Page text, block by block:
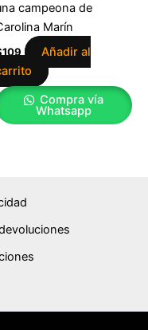
campeona de
Marín
109
Añadir al
Compra vía
Whatsapp